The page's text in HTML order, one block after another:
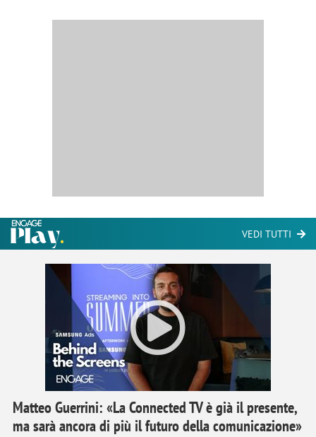
VEDI TUTTI
Matteo Guerrini: «La Connected TV è già il presente,
ma sarà ancora di più il futuro della comunicazione»